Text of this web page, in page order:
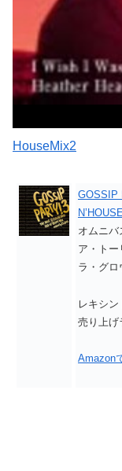
HouseMix2
GOSSIP
オムニ
ア・ト
ラ・グロ
レキシン
売り上げ
Amazon